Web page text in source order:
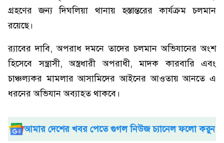
গ্রহণের জন্য দিঘলিয়া থানায় হস্তান্তরের কার্যক্রম চলমান
রয়েছে।
র‍্যাবের দাবি, অপরাধ দমনে তাদের চলমান অভিযানের অংশ
হিসেবে সন্ত্রাসী, অস্ত্রধারী অপরাধী, মাদক কারবারি এবং
চাঞ্চল্যকর মামলার আসামিদের আইনের আওতায় আনতে এ
ধরনের অভিযান অব্যাহত থাকবে।
আমার দেশের খবর পেতে গুগল নিউজ চ্যানেল ফলো করুন